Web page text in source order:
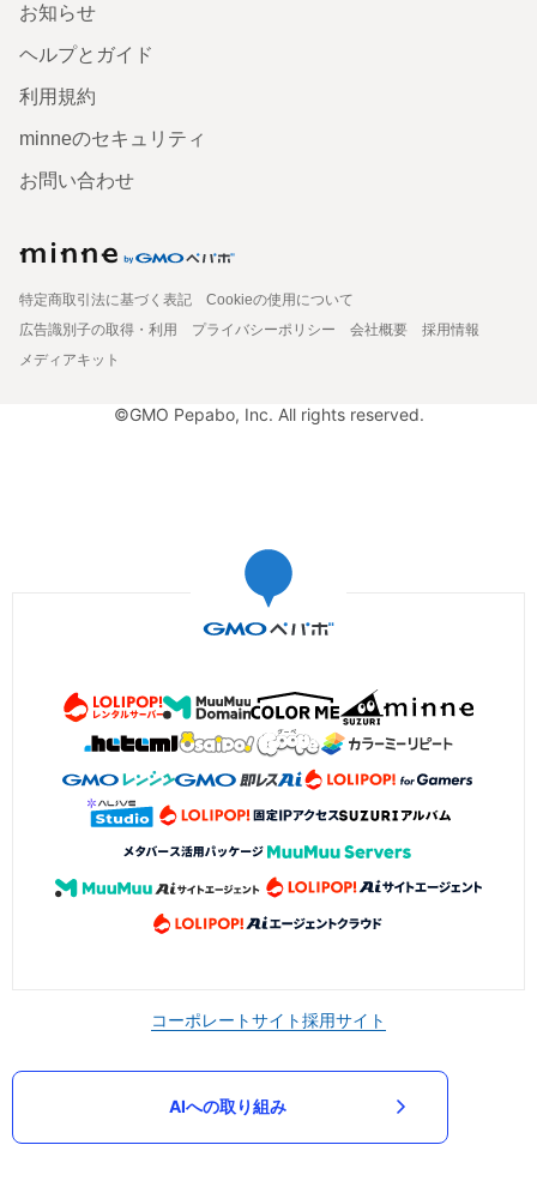
お知らせ
ヘルプとガイド
利用規約
minneのセキュリティ
お問い合わせ
特定商取引法に基づく表記
Cookieの使用について
広告識別子の取得・利用
プライバシーポリシー 会社概要
採用情報
メディアキット
©GMO Pepabo, Inc. All rights reserved.
コーポレートサイト採用サイト
AIへの取り組み